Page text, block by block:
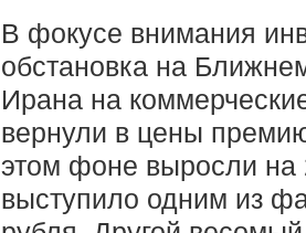
В фокусе внимания
обстановка на
Ирана на
вернули в цены
этом фоне выросли на
выступило одним из